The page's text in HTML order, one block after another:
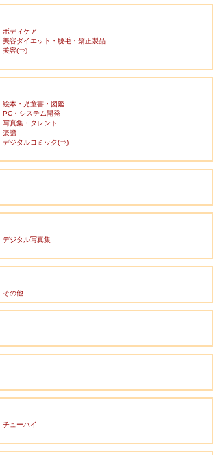
ボディケア
美容ダイエット・脱毛・矯正製品
美容(⇒)
絵本・児童書・図鑑
PC・システム開発
写真集・タレント
楽譜
デジタルコミック(⇒)
デジタル写真集
その他
チューハイ